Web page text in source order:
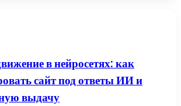
в нейросетях: как
сайт под ответы ИИ и
выдачу